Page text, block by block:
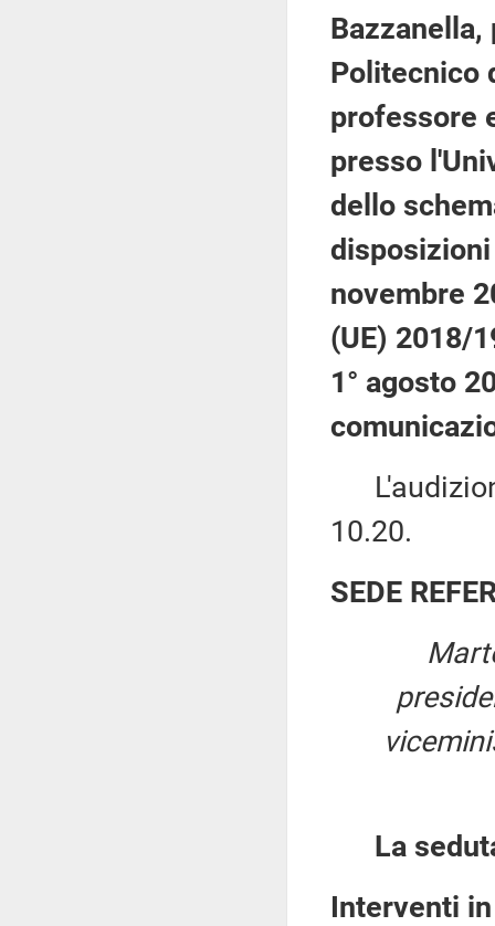
Politecnico
professore
presso
dello
novembre
(UE) 2018/
1° agosto
10.20.
SEDE
La
Interventi